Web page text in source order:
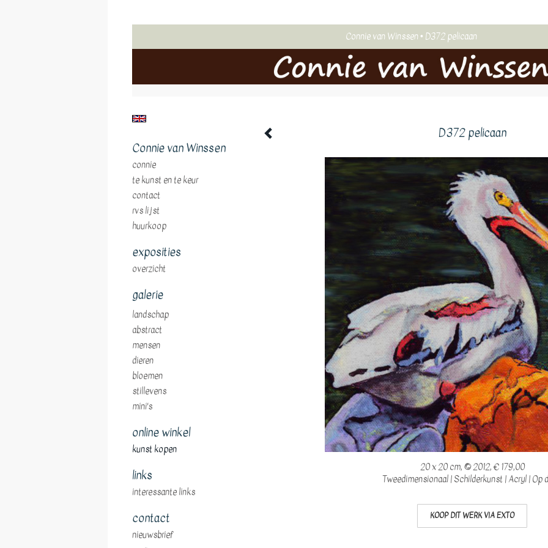
Connie van Winssen D372 pelicaan
D372 pelicaan
20 x 20 cm, © 2012, € 179,00
Tweedimensionaal | Schilderkunst | Acryl | Op
KOOP DIT WERK VIA EXTO
Connie van Winssen
connie
te kunst en te keur
contact
rvs lijst
huurkoop
exposities
overzicht
galerie
landschap
abstract
mensen
dieren
bloemen
stillevens
mini's
online winkel
kunst kopen
links
interessante links
contact
nieuwsbrief